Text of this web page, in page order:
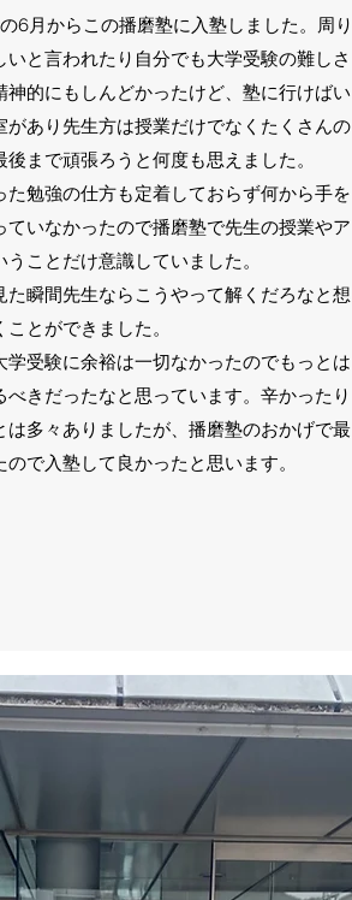
6月からこの播磨塾に入塾しました。周り
と言われたり自分でも大学受験の難しさ
的にもしんどかったけど、塾に行けばい
があり先生方は授業だけでなくたくさんの
まで頑張ろうと何度も思えました。
勉強の仕方も定着しておらず何から手を
いなかったので播磨塾で先生の授業やア
ことだけ意識していました。
瞬間先生ならこうやって解くだろなと想
とができました。
受験に余裕は一切なかったのでもっとは
きだったなと思っています。辛かったり
は多々ありましたが、播磨塾のおかげで最
で入塾して良かったと思います。